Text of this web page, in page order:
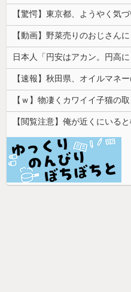
【驚愕】東京都、ようやく気
日本人「円安はアカン。円高
【ｗ】物凄くカワイイ子猫の
【閲覧注意】俺が近くにいる